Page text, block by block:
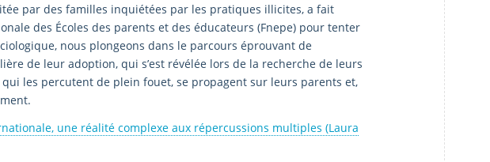
par des familles inquiétées par les pratiques illicites, a fait
des Écoles des parents et des éducateurs (Fnepe) pour tenter
nous plongeons dans le parcours éprouvant de
de leur adoption, qui s’est révélée lors de la recherche de leurs
les percutent de plein fouet, se propagent sur leurs parents et,
une réalité complexe aux répercussions multiples (Laura